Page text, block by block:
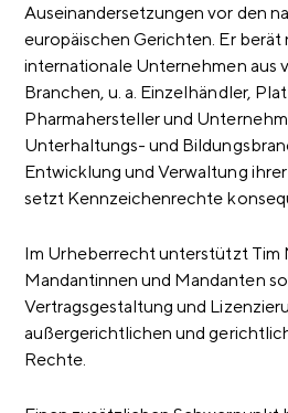
Auseinandersetzungen vor den
europäischen Gerichten. Er berät
internationale Unternehmen aus
Branchen, u. a. Einzelhändler,
Pharmahersteller und
Unterhaltungs- und
Entwicklung und Verwaltung
setzt Kennzeichenrechte
Im Urheberrecht unterstützt Tim
Mandantinnen und Mandanten
Vertragsgestaltung und
außergerichtlichen und
Rechte.